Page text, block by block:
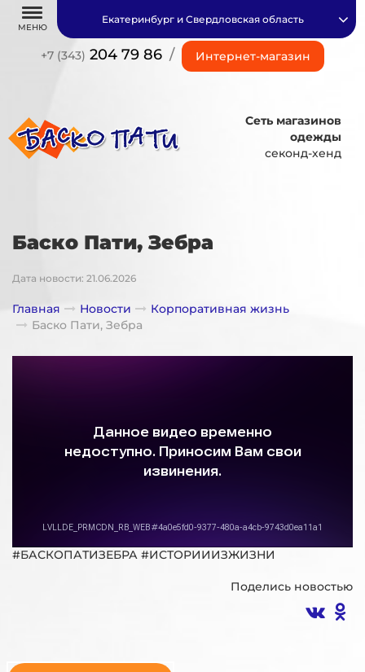
МЕНЮ
+7 (343) 204 79 86 / Интернет-магазин
Екатеринбург и Свердловская область
Сеть магазинов
одежды
секонд-хенд
Баско Пати, Зебра
Дата новости: 21.06.2026
Главная Новости
Корпоративная жизнь
Баско Пати, Зебра
#БАСКОПАТИЗЕБРА #ИСТОРИИИЗЖИЗНИ
Поделись новостью